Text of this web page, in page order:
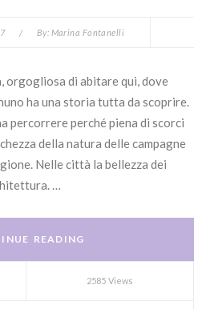
/ By: Marina Fontanelli
orgogliosa di abitare qui, dove
ha una storia tutta da scoprire.
percorrere perché piena di scorci
della natura delle campagne
Nelle città la bellezza dei
…
READING
2585 Views